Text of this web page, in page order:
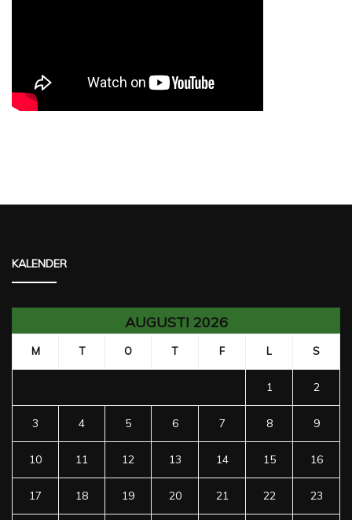
KALENDER
AUGUSTI 2026
M T O T F L S
1 2
3 4 5 6 7 8 9
10 11 12 13 14 15 16
17 18 19 20 21 22 23